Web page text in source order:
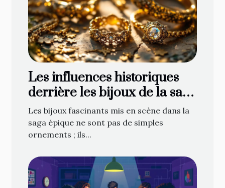
Les influences historiques
derrière les bijoux de la saga
épique
Les bijoux fascinants mis en scène dans la
saga épique ne sont pas de simples
ornements ; ils...